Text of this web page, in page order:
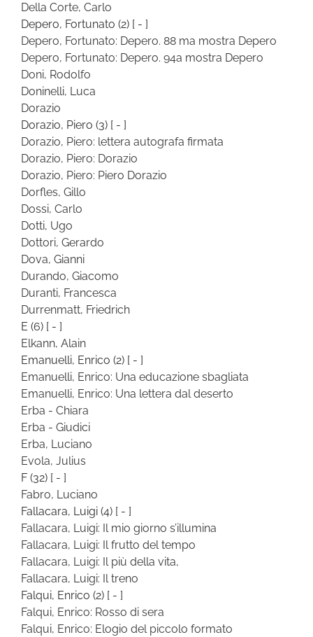
Della Corte, Carlo
Depero, Fortunato (2) [ - ]
Depero, Fortunato: Depero. 88 ma mostra Depero
Depero, Fortunato: Depero. 94a mostra Depero
Doni, Rodolfo
Doninelli, Luca
Dorazio
Dorazio, Piero (3) [ - ]
Dorazio, Piero: lettera autografa firmata
Dorazio, Piero: Dorazio
Dorazio, Piero: Piero Dorazio
Dorfles, Gillo
Dossi, Carlo
Dotti, Ugo
Dottori, Gerardo
Dova, Gianni
Durando, Giacomo
Duranti, Francesca
Durrenmatt, Friedrich
E (6) [ - ]
Elkann, Alain
Emanuelli, Enrico (2) [ - ]
Emanuelli, Enrico: Una educazione sbagliata
Emanuelli, Enrico: Una lettera dal deserto
Erba - Chiara
Erba - Giudici
Erba, Luciano
Evola, Julius
F (32) [ - ]
Fabro, Luciano
Fallacara, Luigi (4) [ - ]
Fallacara, Luigi: Il mio giorno s’illumina
Fallacara, Luigi: Il frutto del tempo
Fallacara, Luigi: Il più della vita,
Fallacara, Luigi: Il treno
Falqui, Enrico (2) [ - ]
Falqui, Enrico: Rosso di sera
Falqui, Enrico: Elogio del piccolo formato